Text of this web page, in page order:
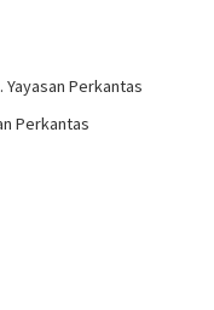
Yayasan Perkantas
Perkantas